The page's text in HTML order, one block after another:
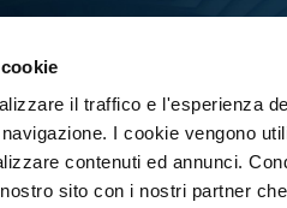
il traffico e l'esperienza
I cookie vengono
contenuti ed annunci.
sito con i nostri partner